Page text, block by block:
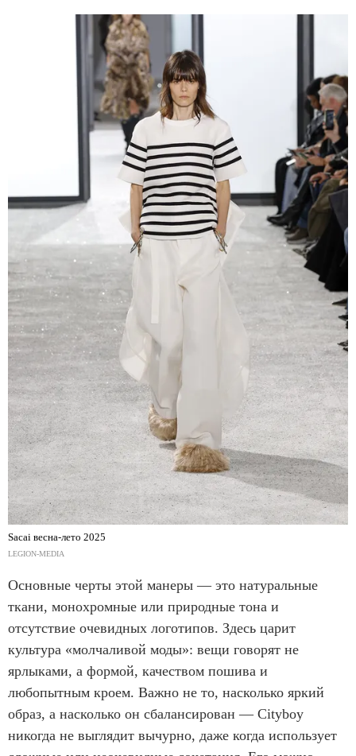
Sacai весна-лето 2025
LEGION-MEDIA
Основные черты этой манеры — это натуральные
ткани, монохромные или природные тона и
отсутствие очевидных логотипов. Здесь царит
культура «молчаливой моды»: вещи говорят не
ярлыками, а формой, качеством пошива и
любопытным кроем. Важно не то, насколько яркий
образ, а насколько он сбалансирован — Cityboy
никогда не выглядит вычурно, даже когда использует